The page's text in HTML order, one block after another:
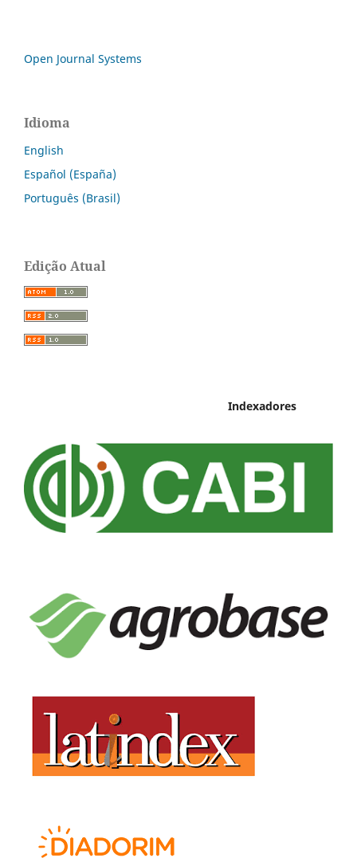
Open Journal Systems
Idioma
English
Español (España)
Português (Brasil)
Edição Atual
Indexadores